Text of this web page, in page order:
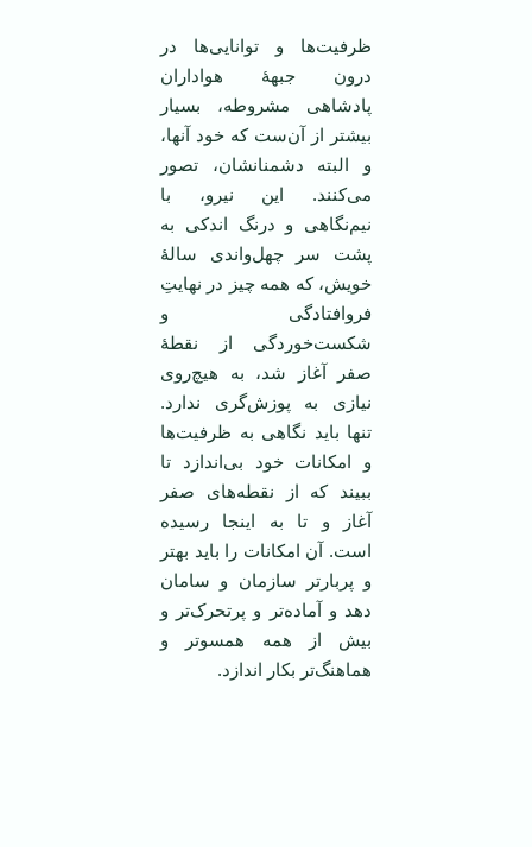
ظرفیت‌ها و توانایی‌ها در
درون جبهۀ هواداران
پادشاهی مشروطه، بسیار
بیشتر از آن‌ست که خود آنها،
و البته دشمنانشان، تصور
می‌کنند. این نیرو، با
نیم‌نگاهی و درنگ اندکی به
پشت سر چهل‌واندی سالۀ
خویش، که همه چیز در نهایتِ
فروافتادگی و
شکست‌خوردگی از نقطۀ
صفر آغاز شد، به هیچ‌روی
نیازی به پوزش‌گری ندارد.
تنها باید نگاهی به ظرفیت‌ها
و امکانات خود بی‌اندازد تا
ببیند که از نقطه‌های صفر
آغاز و تا به اینجا رسیده
است. آن امکانات را باید بهتر
و پربارتر سازمان و سامان
دهد و آماده‌تر و پرتحرک‌تر و
بیش از همه همسوتر و
هماهنگ‌تر بکار اندازد.